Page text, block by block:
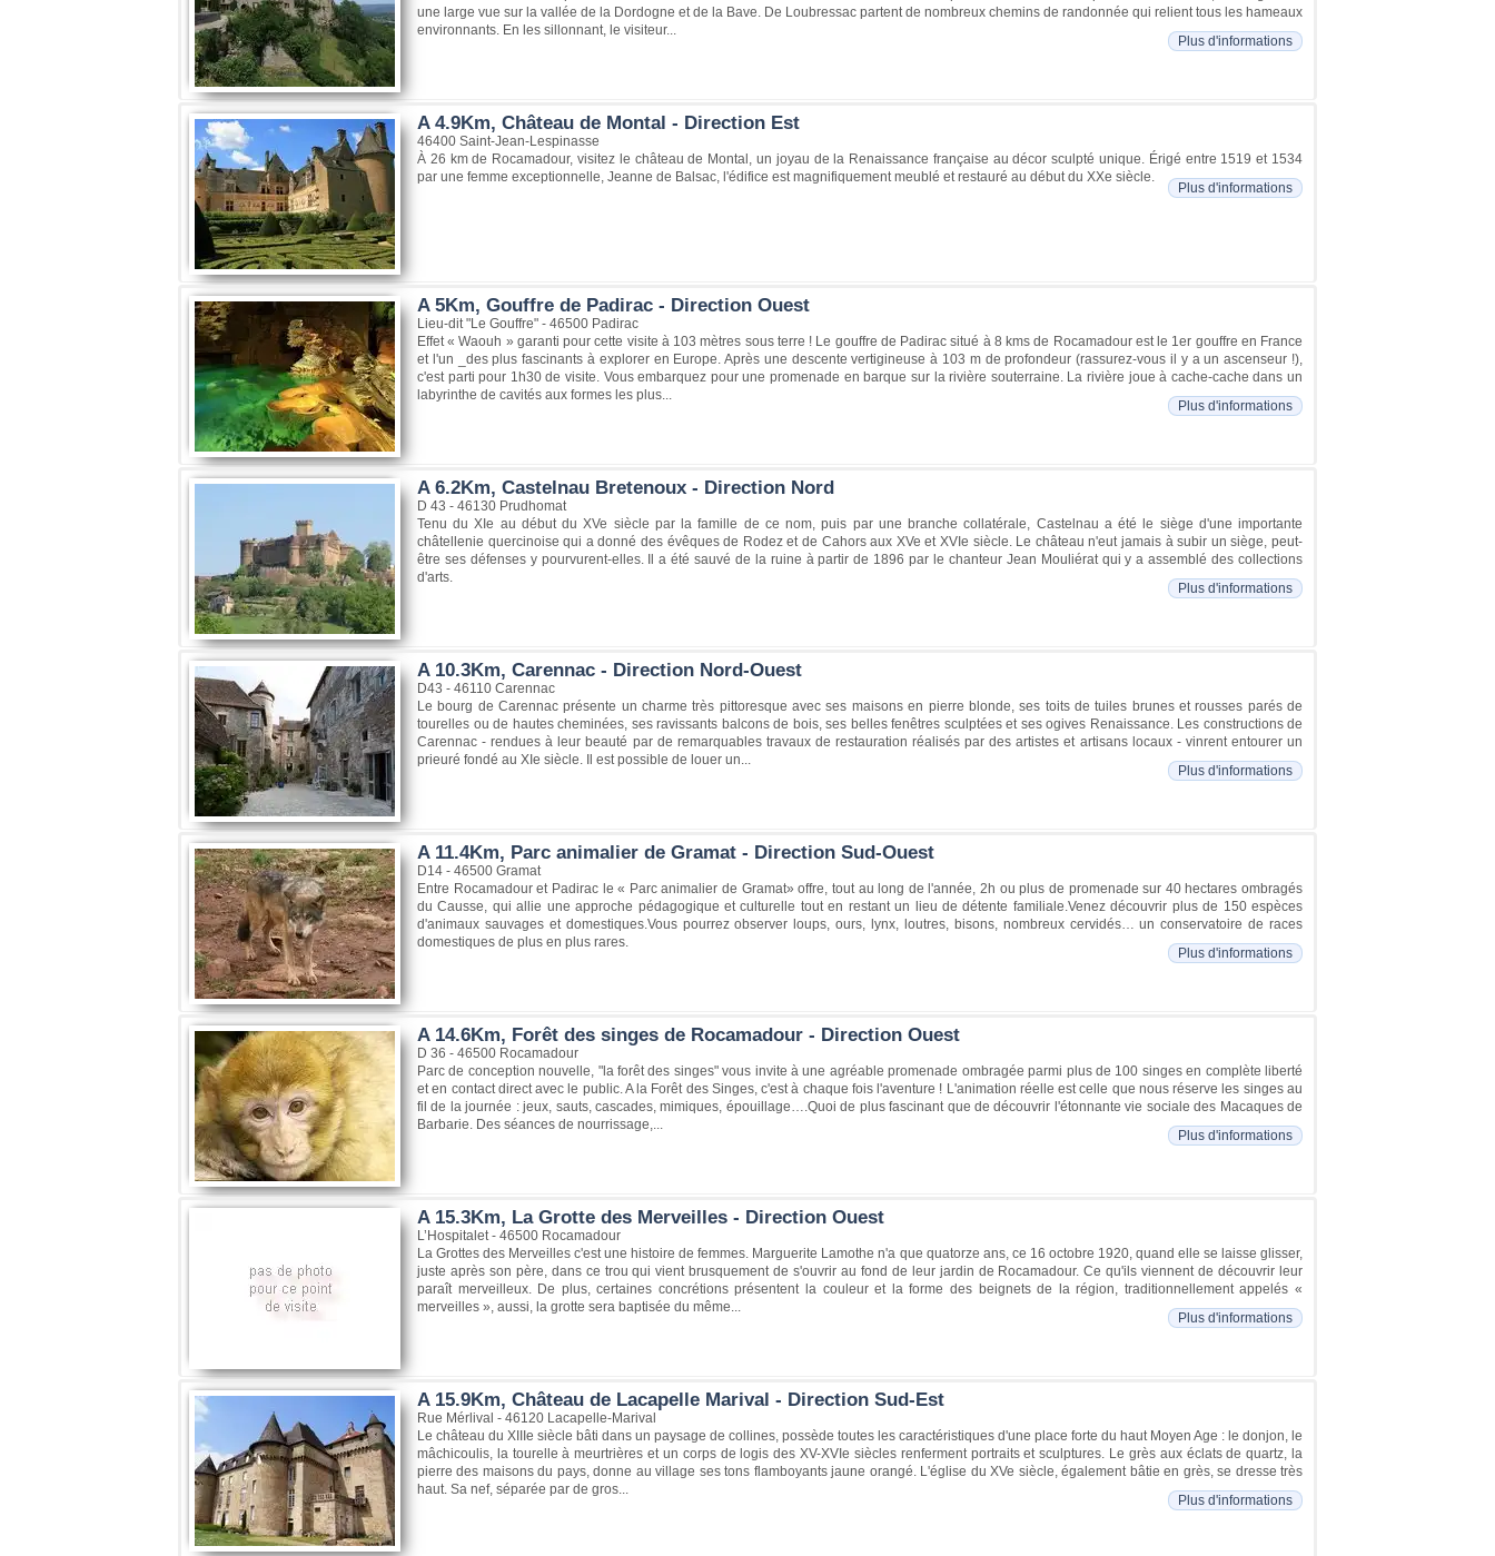
une large vue sur la vallée de la Dordogne et de la Bave. De Loubressac partent de nombreux chemins de randonnée qui relient tous les hameaux
environnants. En les sillonnant, le visiteur...
Plus d'informations
A 4.9Km, Château de Montal - Direction Est
46400 Saint-Jean-Lespinasse
À 26 km de Rocamadour, visitez le château de Montal, un joyau de la Renaissance française au décor sculpté unique. Érigé entre 1519 et 1534
par une femme exceptionnelle, Jeanne de Balsac, l'édifice est magnifiquement meublé et restauré au début du XXe siècle.
Plus d'informations
A 5Km, Gouffre de Padirac - Direction Ouest
Lieu-dit "Le Gouffre" - 46500 Padirac
Effet « Waouh » garanti pour cette visite à 103 mètres sous terre ! Le gouffre de Padirac situé à 8 kms de Rocamadour est le 1er gouffre en France
et l'un _des plus fascinants à explorer en Europe. Après une descente vertigineuse à 103 m de profondeur (rassurez-vous il y a un ascenseur !),
c'est parti pour 1h30 de visite. Vous embarquez pour une promenade en barque sur la rivière souterraine. La rivière joue à cache-cache dans un
labyrinthe de cavités aux formes les plus...
Plus d'informations
A 6.2Km, Castelnau Bretenoux - Direction Nord
D 43 - 46130 Prudhomat
Tenu du XIe au début du XVe siècle par la famille de ce nom, puis par une branche collatérale, Castelnau a été le siège d'une importante
châtellenie quercinoise qui a donné des évêques de Rodez et de Cahors aux XVe et XVIe siècle. Le château n'eut jamais à subir un siège, peut-
être ses défenses y pourvurent-elles. Il a été sauvé de la ruine à partir de 1896 par le chanteur Jean Mouliérat qui y a assemblé des collections
d'arts.
Plus d'informations
A 10.3Km, Carennac - Direction Nord-Ouest
D43 - 46110 Carennac
Le bourg de Carennac présente un charme très pittoresque avec ses maisons en pierre blonde, ses toits de tuiles brunes et rousses parés de
tourelles ou de hautes cheminées, ses ravissants balcons de bois, ses belles fenêtres sculptées et ses ogives Renaissance. Les constructions de
Carennac - rendues à leur beauté par de remarquables travaux de restauration réalisés par des artistes et artisans locaux - vinrent entourer un
prieuré fondé au XIe siècle. Il est possible de louer un...
Plus d'informations
A 11.4Km, Parc animalier de Gramat - Direction Sud-Ouest
D14 - 46500 Gramat
Entre Rocamadour et Padirac le « Parc animalier de Gramat» offre, tout au long de l'année, 2h ou plus de promenade sur 40 hectares ombragés
du Causse, qui allie une approche pédagogique et culturelle tout en restant un lieu de détente familiale.Venez découvrir plus de 150 espèces
d'animaux sauvages et domestiques.Vous pourrez observer loups, ours, lynx, loutres, bisons, nombreux cervidés… un conservatoire de races
domestiques de plus en plus rares.
Plus d'informations
A 14.6Km, Forêt des singes de Rocamadour - Direction Ouest
D 36 - 46500 Rocamadour
Parc de conception nouvelle, "la forêt des singes" vous invite à une agréable promenade ombragée parmi plus de 100 singes en complète liberté
et en contact direct avec le public. A la Forêt des Singes, c'est à chaque fois l'aventure ! L'animation réelle est celle que nous réserve les singes au
fil de la journée : jeux, sauts, cascades, mimiques, épouillage….Quoi de plus fascinant que de découvrir l'étonnante vie sociale des Macaques de
Barbarie. Des séances de nourrissage,...
Plus d'informations
A 15.3Km, La Grotte des Merveilles - Direction Ouest
L’Hospitalet - 46500 Rocamadour
La Grottes des Merveilles c'est une histoire de femmes. Marguerite Lamothe n'a que quatorze ans, ce 16 octobre 1920, quand elle se laisse glisser,
juste après son père, dans ce trou qui vient brusquement de s'ouvrir au fond de leur jardin de Rocamadour. Ce qu'ils viennent de découvrir leur
paraît merveilleux. De plus, certaines concrétions présentent la couleur et la forme des beignets de la région, traditionnellement appelés «
merveilles », aussi, la grotte sera baptisée du même...
Plus d'informations
A 15.9Km, Château de Lacapelle Marival - Direction Sud-Est
Rue Mérlival - 46120 Lacapelle-Marival
Le château du XIIIe siècle bâti dans un paysage de collines, possède toutes les caractéristiques d'une place forte du haut Moyen Age : le donjon, le
mâchicoulis, la tourelle à meurtrières et un corps de logis des XV-XVIe siècles renferment portraits et sculptures. Le grès aux éclats de quartz, la
pierre des maisons du pays, donne au village ses tons flamboyants jaune orangé. L'église du XVe siècle, également bâtie en grès, se dresse très
haut. Sa nef, séparée par de gros...
Plus d'informations